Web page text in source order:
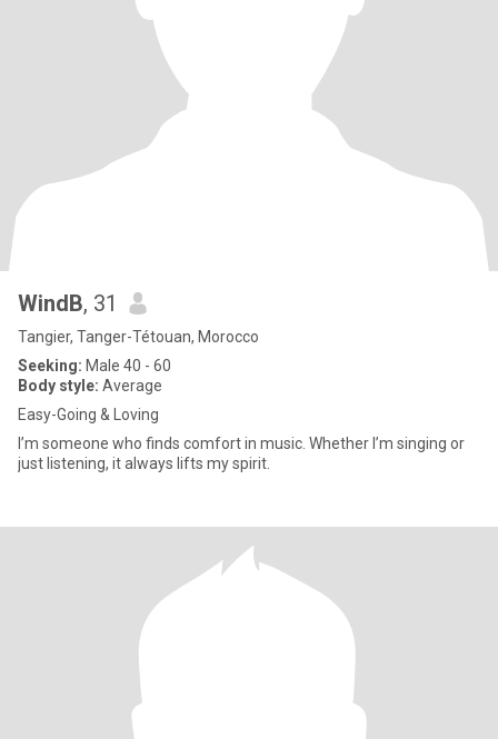
WindB, 31
Tangier, Tanger-Tétouan, Morocco
Seeking: Male 40 - 60
Body style: Average
Easy-Going & Loving
I’m someone who finds comfort in music. Whether I’m singing or
just listening, it always lifts my spirit.